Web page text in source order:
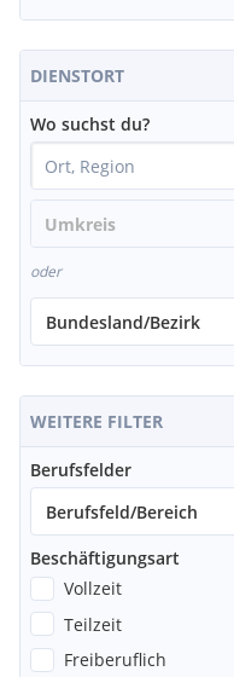
DIENSTORT
Wo suchst du?
oder
Bundesland/Bezirk
WEITERE FILTER
Berufsfelder
Berufsfeld/Bereich
Beschäftigungsart
Vollzeit
Teilzeit
Freiberuflich